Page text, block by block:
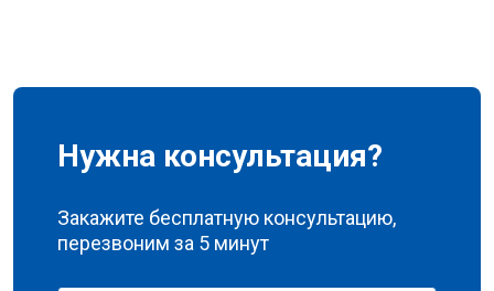
Нужна консультация?
Закажите бесплатную консультацию,
перезвоним за 5 минут